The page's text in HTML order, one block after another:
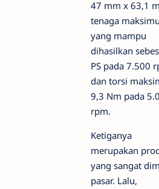
47 mm x 63,1
tenaga
yang mampu
dihasilkan
PS pada 7.500
dan torsi
9,3 Nm pada
rpm.
Ketiganya
merupakan
yang sangat
pasar. Lalu,